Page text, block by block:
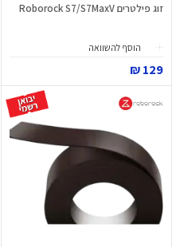
זוג פילטרים Roborock S7/S7MaxV
הוסף להשוואה
129 ₪